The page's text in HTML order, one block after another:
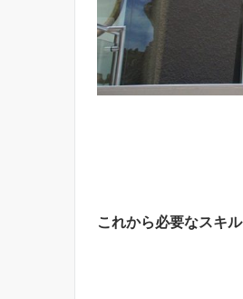
これから必要なスキル